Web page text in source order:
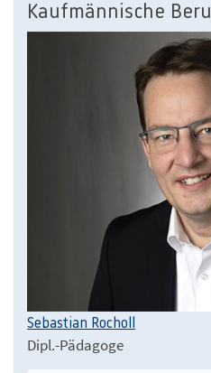
Kaufmännische
Sebastian Rocholl
Dipl.-Pädagoge